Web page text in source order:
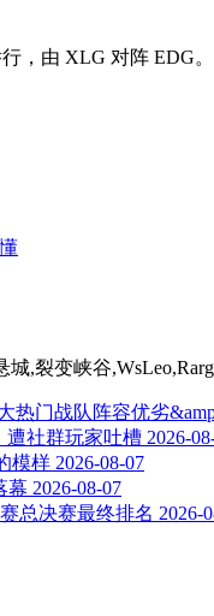
，由 XLG 对阵 EDG
,裂变峡谷
热门战队阵容优劣
遭社群玩家吐槽 2026-
模样 2026-08-07
幕 2026-08-07
赛总决赛最终排名 2026-